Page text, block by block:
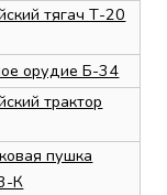
тягач Т-20
орудие Б-34
трактор
пушка
К